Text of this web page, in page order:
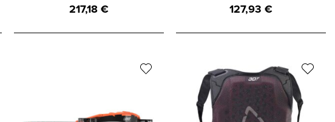
217,18€ 127,93€